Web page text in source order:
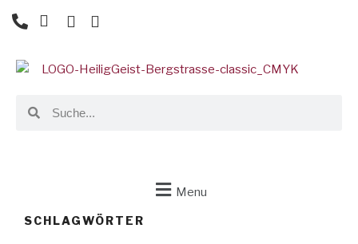
Menu
SCHLAGWÖRTER